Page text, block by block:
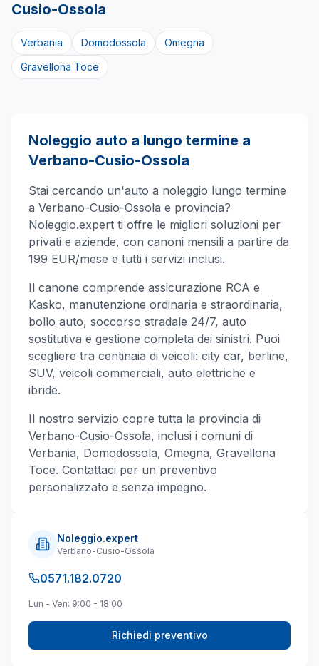
Cusio-Ossola
Verbania Domodossola
Omegna
Gravellona Toce
Noleggio auto a lungo termine a
Verbano-Cusio-Ossola
Stai cercando un'auto a noleggio lungo termine
a Verbano-Cusio-Ossola e provincia?
Noleggio.expert ti offre le migliori soluzioni per
privati e aziende, con canoni mensili a partire da
199 EUR/mese e tutti i servizi inclusi.
Il canone comprende assicurazione RCA e
Kasko, manutenzione ordinaria e straordinaria,
bollo auto, soccorso stradale 24/7, auto
sostitutiva e gestione completa dei sinistri. Puoi
scegliere tra centinaia di veicoli: city car, berline,
SUV, veicoli commerciali, auto elettriche e
ibride.
Il nostro servizio copre tutta la provincia di
Verbano-Cusio-Ossola, inclusi i comuni di
Verbania, Domodossola, Omegna, Gravellona
Toce. Contattaci per un preventivo
personalizzato e senza impegno.
Noleggio.expert
Verbano-Cusio-Ossola
0571.182.0720
Lun - Ven: 9:00 - 18:00
Richiedi preventivo